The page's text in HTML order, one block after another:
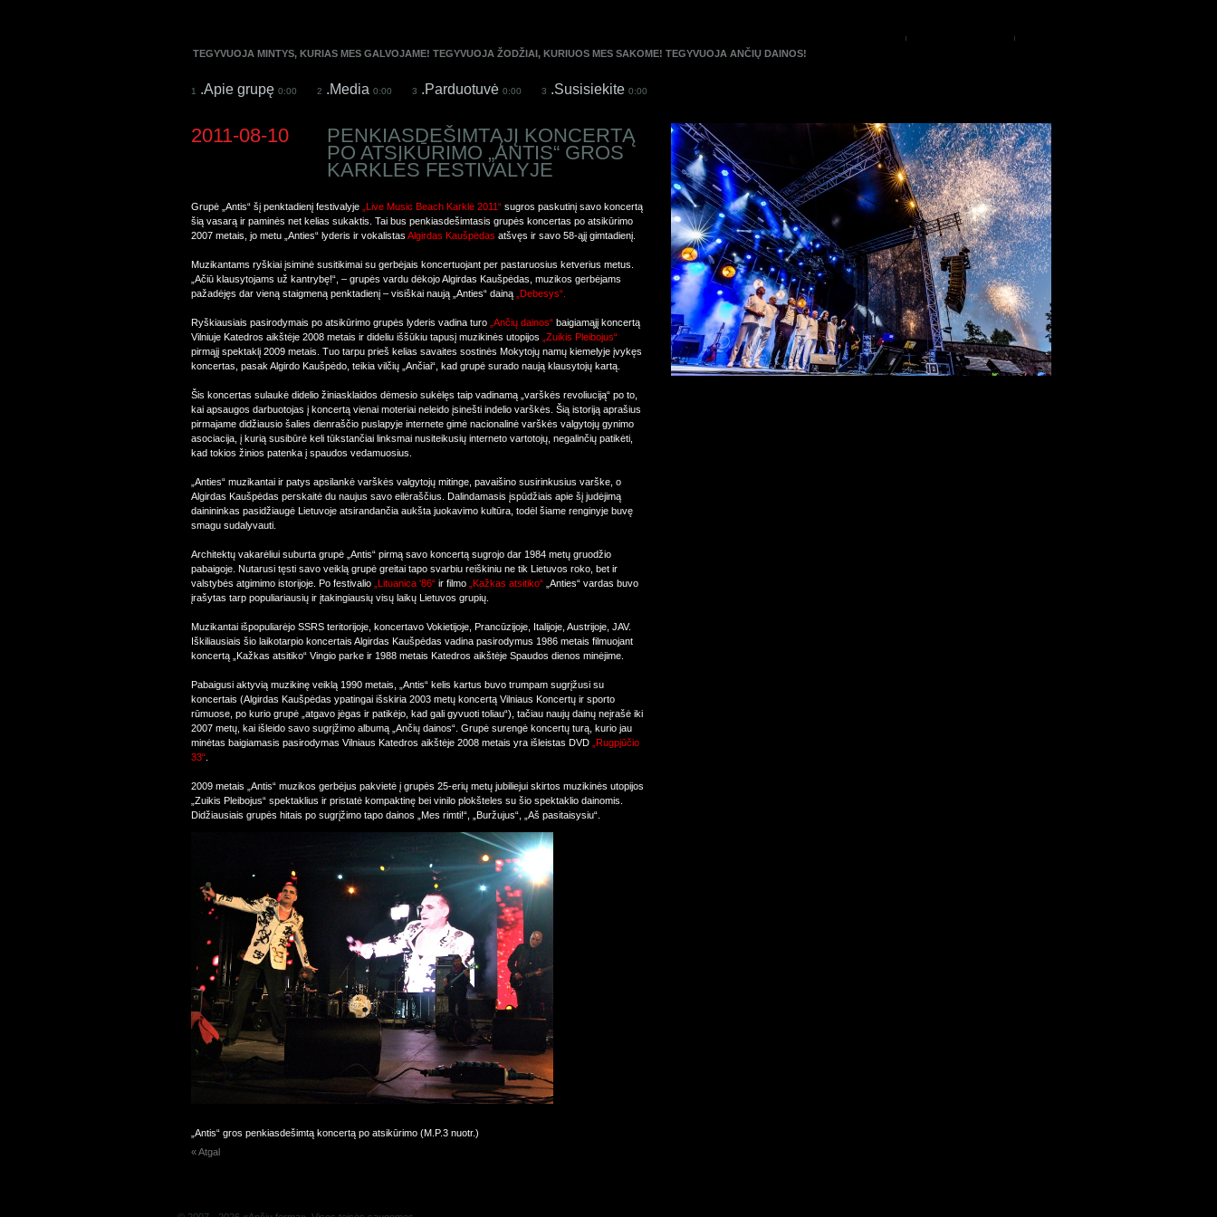
TEGYVUOJA MINTYS, KURIAS MES GALVOJAME! TEGYVUOJA ŽODŽIAI, KURIUOS MES SAKOME! TEGYVUOJA ANČIŲ DAINOS!
1 .Apie grupę 0:00 2 .Media 0:00 3 .Parduotuvė 0:00 3 .Susisiekite 0:00
2011-08-10 PENKIASDEŠIMTĄJĮ KONCERTĄ
PO ATSIKŪRIMO „ANTIS“ GROS
KARKLĖS FESTIVALYJE
Grupė „Antis“ šį penktadienį festivalyje „Live Music Beach Karklė 2011“sugros paskutinį savo koncertą
šią vasarą ir paminės net kelias sukaktis. Tai bus penkiasdešimtasis grupės koncertas po atsikūrimo
2007 metais, jo metu „Anties“ lyderis ir vokalistas Algirdas Kaušpėdas atšvęs ir savo 58-ąjį gimtadienį.
Muzikantams ryškiai įsiminė susitikimai su gerbėjais koncertuojant per pastaruosius ketverius metus.
„Ačiū klausytojams už kantrybę!“, – grupės vardu dėkojo Algirdas Kaušpėdas, muzikos gerbėjams
pažadėjęs dar vieną staigmeną penktadienį – visiškai naują „Anties“ dainą „Debesys“.
Ryškiausiais pasirodymais po atsikūrimo grupės lyderis vadina turo „Ančių dainos“baigiamąjį koncertą
Vilniuje Katedros aikštėje 2008 metais ir dideliu iššūkiu tapusį muzikinės utopijos
„Zuikis Pleibojus“
pirmąjį spektaklį 2009 metais. Tuo tarpu prieš kelias savaites sostinės Mokytojų namų kiemelyje įvykęs
koncertas, pasak Algirdo Kaušpėdo, teikia vilčių „Ančiai“, kad grupė surado naują klausytojų kartą.
Šis koncertas sulaukė didelio žiniasklaidos dėmesio sukėlęs taip vadinamą „varškės revoliuciją“ po to,
kai apsaugos darbuotojas į koncertą vienai moteriai neleido įsinešti indelio varškės. Šią istoriją aprašius
pirmajame didžiausio šalies dienraščio puslapyje internete gimė nacionalinė varškės valgytojų gynimo
asociacija, į kurią susibūrė keli tūkstančiai linksmai nusiteikusių interneto vartotojų, negalinčių patikėti,
kad tokios žinios patenka į spaudos vedamuosius.
„Anties“ muzikantai ir patys apsilankė varškės valgytojų mitinge, pavaišino susirinkusius varške, o
Algirdas Kaušpėdas perskaitė du naujus savo eilėraščius. Dalindamasis įspūdžiais apie šį judėjimą
dainininkas pasidžiaugė Lietuvoje atsirandančia aukšta juokavimo kultūra, todėl šiame renginyje buvę
smagu sudalyvauti.
Architektų vakarėliui suburta grupė „Antis“ pirmą savo koncertą sugrojo dar 1984 metų gruodžio
pabaigoje. Nutarusi tęsti savo veiklą grupė greitai tapo svarbiu reiškiniu ne tik Lietuvos roko, bet ir
valstybės atgimimo istorijoje. Po festivalio „Lituanica '86“ir filmo „Kažkas atsitiko“„Anties“ vardas buvo
įrašytas tarp populiariausių ir įtakingiausių visų laikų Lietuvos grupių.
Muzikantai išpopuliarėjo SSRS teritorijoje, koncertavo Vokietijoje, Prancūzijoje, Italijoje, Austrijoje, JAV.
Iškiliausiais šio laikotarpio koncertais Algirdas Kaušpėdas vadina pasirodymus 1986 metais filmuojant
koncertą „Kažkas atsitiko“ Vingio parke ir 1988 metais Katedros aikštėje Spaudos dienos minėjime.
Pabaigusi aktyvią muzikinę veiklą 1990 metais, „Antis“ kelis kartus buvo trumpam sugrįžusi su
koncertais (Algirdas Kaušpėdas ypatingai išskiria 2003 metų koncertą Vilniaus Koncertų ir sporto
rūmuose, po kurio grupė „atgavo jėgas ir patikėjo, kad gali gyvuoti toliau“), tačiau naujų dainų neįrašė iki
2007 metų, kai išleido savo sugrįžimo albumą „Ančių dainos“. Grupė surengė koncertų turą, kurio jau
minėtas baigiamasis pasirodymas Vilniaus Katedros aikštėje 2008 metais yra išleistas DVD „Rugpjūčio
33“.
2009 metais „Antis“ muzikos gerbėjus pakvietė į grupės 25-erių metų jubiliejui skirtos muzikinės utopijos
„Zuikis Pleibojus“ spektaklius ir pristatė kompaktinę bei vinilo plokšteles su šio spektaklio dainomis.
Didžiausiais grupės hitais po sugrįžimo tapo dainos „Mes rimti!“, „Buržujus“, „Aš pasitaisysiu“.
„Antis“ gros penkiasdešimtą koncertą po atsikūrimo (M.P.3 nuotr.)
« Atgal